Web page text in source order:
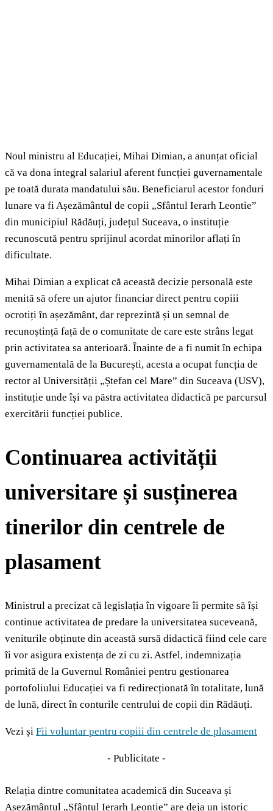
Noul ministru al Educației, Mihai Dimian, a anunțat oficial
că va dona integral salariul aferent funcției guvernamentale
pe toată durata mandatului său. Beneficiarul acestor fonduri
lunare va fi Așezământul de copii „Sfântul Ierarh Leontie”
din municipiul Rădăuți, județul Suceava, o instituție
recunoscută pentru sprijinul acordat minorilor aflați în
dificultate.
Mihai Dimian a explicat că această decizie personală este
menită să ofere un ajutor financiar direct pentru copiii
ocrotiți în așezământ, dar reprezintă și un semnal de
recunoștință față de o comunitate de care este strâns legat
prin activitatea sa anterioară. Înainte de a fi numit în echipa
guvernamentală de la București, acesta a ocupat funcția de
rector al Universității „Ștefan cel Mare” din Suceava (USV),
instituție unde își va păstra activitatea didactică pe parcursul
exercitării funcției publice.
Continuarea activității
universitare și susținerea
tinerilor din centrele de
plasament
Ministrul a precizat că legislația în vigoare îi permite să își
continue activitatea de predare la universitatea suceveană,
veniturile obținute din această sursă didactică fiind cele care
îi vor asigura existența de zi cu zi. Astfel, indemnizația
primită de la Guvernul României pentru gestionarea
portofoliului Educației va fi redirecționată în totalitate, lună
de lună, direct în conturile centrului de copii din Rădăuți.
Vezi și Fii voluntar pentru copiii din centrele de plasament
- Publicitate -
Relația dintre comunitatea academică din Suceava și
Așezământul „Sfântul Ierarh Leontie” are deja un istoric